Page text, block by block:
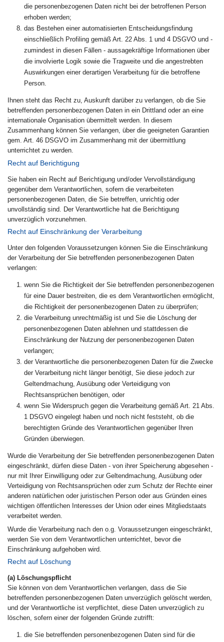
die personenbezogenen Daten nicht bei der betroffenen Person
erhoben werden;
das Bestehen einer automatisierten Entscheidungsfindung
einschließlich Profiling gemäß Art. 22 Abs. 1 und 4 DSGVO und -
zumindest in diesen Fällen - aussagekräftige Informationen über
die involvierte Logik sowie die Tragweite und die angestrebten
Auswirkungen einer derartigen Verarbeitung für die betroffene
Person.
Ihnen steht das Recht zu, Auskunft darüber zu verlangen, ob die Sie
betreffenden personenbezogenen Daten in ein Drittland oder an eine
internationale Organisation übermittelt werden. In diesem
Zusammenhang können Sie verlangen, über die geeigneten Garantien
gem. Art. 46 DSGVO im Zusammenhang mit der übermittlung
unterrichtet zu werden.
Recht auf Berichtigung
Sie haben ein Recht auf Berichtigung und/oder Vervollständigung
gegenüber dem Verantwortlichen, sofern die verarbeiteten
personenbezogenen Daten, die Sie betreffen, unrichtig oder
unvollständig sind. Der Verantwortliche hat die Berichtigung
unverzüglich vorzunehmen.
Recht auf Einschränkung der Verarbeitung
Unter den folgenden Voraussetzungen können Sie die Einschränkung
der Verarbeitung der Sie betreffenden personenbezogenen Daten
verlangen:
wenn Sie die Richtigkeit der Sie betreffenden personenbezogenen
für eine Dauer bestreiten, die es dem Verantwortlichen ermöglicht,
die Richtigkeit der personenbezogenen Daten zu überprüfen;
die Verarbeitung unrechtmäßig ist und Sie die Löschung der
personenbezogenen Daten ablehnen und stattdessen die
Einschränkung der Nutzung der personenbezogenen Daten
verlangen;
der Verantwortliche die personenbezogenen Daten für die Zwecke
der Verarbeitung nicht länger benötigt, Sie diese jedoch zur
Geltendmachung, Ausübung oder Verteidigung von
Rechtsansprüchen benötigen, oder
wenn Sie Widerspruch gegen die Verarbeitung gemäß Art. 21 Abs.
1 DSGVO eingelegt haben und noch nicht feststeht, ob die
berechtigten Gründe des Verantwortlichen gegenüber Ihren
Gründen überwiegen.
Wurde die Verarbeitung der Sie betreffenden personenbezogenen Daten
eingeschränkt, dürfen diese Daten - von ihrer Speicherung abgesehen -
nur mit Ihrer Einwilligung oder zur Geltendmachung, Ausübung oder
Verteidigung von Rechtsansprüchen oder zum Schutz der Rechte einer
anderen natürlichen oder juristischen Person oder aus Gründen eines
wichtigen öffentlichen Interesses der Union oder eines Mitgliedstaats
verarbeitet werden.
Wurde die Verarbeitung nach den o.g. Voraussetzungen eingeschränkt,
werden Sie von dem Verantwortlichen unterrichtet, bevor die
Einschränkung aufgehoben wird.
Recht auf Löschung
(a) Löschungspflicht
Sie können von dem Verantwortlichen verlangen, dass die Sie
betreffenden personenbezogenen Daten unverzüglich gelöscht werden,
und der Verantwortliche ist verpflichtet, diese Daten unverzüglich zu
löschen, sofern einer der folgenden Gründe zutrifft:
die Sie betreffenden personenbezogenen Daten sind für die